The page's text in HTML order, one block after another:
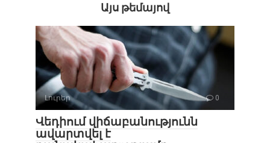
Այս թեմայով
Լուրեր 0
Վեդիում վիճաբանությունն
ավարտվել է